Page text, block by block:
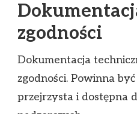
zgodności
Dokumentacja
zgodności. Powinna
przejrzysta i dostępna